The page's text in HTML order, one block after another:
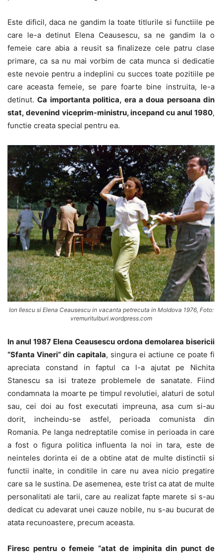
Este dificil, daca ne gandim la toate titlurile si functiile pe
care le-a detinut Elena Ceausescu, sa ne gandim la o
femeie care abia a reusit sa finalizeze cele patru clase
primare, ca sa nu mai vorbim de cata munca si dedicatie
este nevoie pentru a indeplini cu succes toate pozitiile pe
care aceasta femeie, se pare foarte bine instruita, le-a
detinut.Ca importanta politica, era a doua persoana din
stat, devenind viceprim-ministru, incepand cu anul 1980,
functie creata special pentru ea.
Ion Ilescu si Elena Ceausescu in vacanta petrecuta in Moldova 1976, Foto:
vremuritulburi.wordpress.com
In anul 1987 Elena Ceausescu ordona demolarea bisericii
“Sfanta Vineri” din capitala, singura ei actiune ce poate fi
apreciata constand in faptul ca l-a ajutat pe Nichita
Stanescu sa isi trateze problemele de sanatate. Fiind
condamnata la moarte pe timpul revolutiei, alaturi de sotul
sau, cei doi au fost executati impreuna, asa cum si-au
dorit, incheindu-se astfel, perioada comunista din
Romania. Pe langa nedreptatile comise in perioada in care
a fost o figura politica influenta la noi in tara, este de
neinteles dorinta ei de a obtine atat de multe distinctii si
functii inalte, in conditile in care nu avea nicio pregatire
care sa le sustina. De asemenea, este trist ca atat de multe
personalitati ale tarii, care au realizat fapte marete si s-au
dedicat cu adevarat unei cauze nobile, nu s-au bucurat de
atata recunoastere, precum aceasta.
Firesc pentru o femeie “atat de impinita din punct de